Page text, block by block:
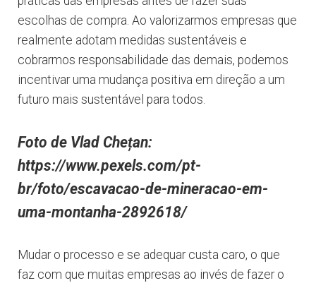
escolhas de compra. Ao valorizarmos empresas que
realmente adotam medidas sustentáveis e
cobrarmos responsabilidade das demais, podemos
incentivar uma mudança positiva em direção a um
futuro mais sustentável para todos.
Foto de Vlad Chețan:
https://www.pexels.com/pt-
br/foto/escavacao-de-mineracao-em-
uma-montanha-2892618/
Mudar o processo e se adequar custa caro, o que
faz com que muitas empresas ao invés de fazer o